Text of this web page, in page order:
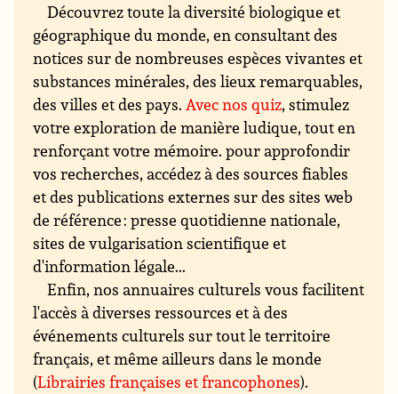
Découvrez toute la diversité biologique et
géographique du monde, en consultant des
notices sur de nombreuses espèces vivantes et
substances minérales, des lieux remarquables,
des villes et des pays.Avec nos quiz, stimulez
votre exploration de manière ludique, tout en
renforçant votre mémoire. pour approfondir
vos recherches, accédez à des sources fiables
et des publications externes sur des sites web
de référence : presse quotidienne nationale,
sites de vulgarisation scientifique et
d'information légale...
Enfin, nos annuaires culturels vous facilitent
l'accès à diverses ressources et à des
événements culturels sur tout le territoire
français, et même ailleurs dans le monde
(Librairies françaises et francophones).